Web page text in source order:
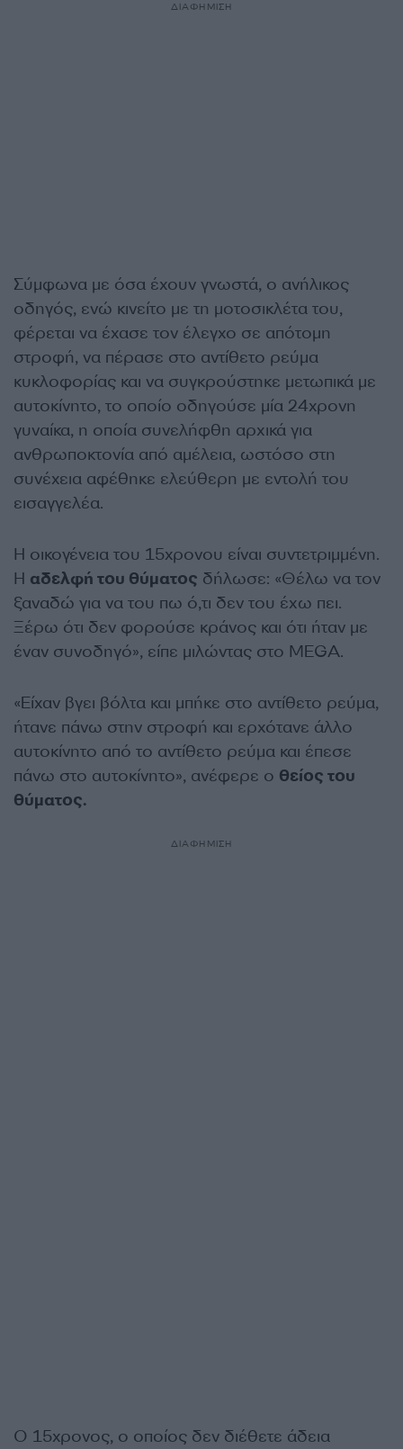
ΔΙΑΦΗΜΙΣΗ
Σύμφωνα με όσα έχουν γνωστά, ο ανήλικος
οδηγός, ενώ κινείτο με τη μοτοσικλέτα του,
φέρεται να έχασε τον έλεγχο σε απότομη
στροφή, να πέρασε στο αντίθετο ρεύμα
κυκλοφορίας και να συγκρούστηκε μετωπικά με
αυτοκίνητο, το οποίο οδηγούσε μία 24χρονη
γυναίκα, η οποία συνελήφθη αρχικά για
ανθρωποκτονία από αμέλεια, ωστόσο στη
συνέχεια αφέθηκε ελεύθερη με εντολή του
εισαγγελέα.
Η οικογένεια του 15χρονου είναι συντετριμμένη.
Η αδελφή του θύματος δήλωσε: «Θέλω να τον
ξαναδώ για να του πω ό,τι δεν του έχω πει.
Ξέρω ότι δεν φορούσε κράνος και ότι ήταν με
έναν συνοδηγό», είπε μιλώντας στο MEGA.
«Είχαν βγει βόλτα και μπήκε στο αντίθετο ρεύμα,
ήτανε πάνω στην στροφή και ερχότανε άλλο
αυτοκίνητο από το αντίθετο ρεύμα και έπεσε
πάνω στο αυτοκίνητο», ανέφερε ο θείος του
θύματος.
ΔΙΑΦΗΜΙΣΗ
Ο 15χρονος, ο οποίος δεν διέθετε άδεια